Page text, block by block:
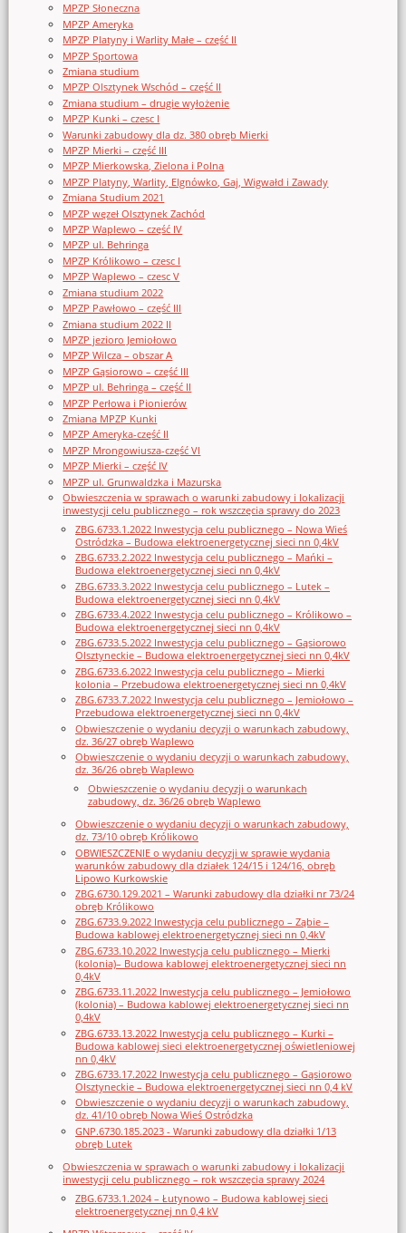
MPZP Słoneczna
MPZP Ameryka
MPZP Platyny i Warlity Małe – część II
MPZP Sportowa
Zmiana studium
MPZP Olsztynek Wschód – część II
Zmiana studium – drugie wyłożenie
MPZP Kunki – czesc I
Warunki zabudowy dla dz. 380 obręb Mierki
MPZP Mierki – część III
MPZP Mierkowska, Zielona i Polna
MPZP Platyny, Warlity, Elgnówko, Gaj, Wigwałd i Zawady
Zmiana Studium 2021
MPZP węzeł Olsztynek Zachód
MPZP Waplewo – część IV
MPZP ul. Behringa
MPZP Królikowo – czesc I
MPZP Waplewo – czesc V
Zmiana studium 2022
MPZP Pawłowo – część III
Zmiana studium 2022 II
MPZP jezioro Jemiołowo
MPZP Wilcza – obszar A
MPZP Gąsiorowo – część III
MPZP ul. Behringa – część II
MPZP Perłowa i Pionierów
Zmiana MPZP Kunki
MPZP Ameryka-część II
MPZP Mrongowiusza-część VI
MPZP Mierki – część IV
MPZP ul. Grunwaldzka i Mazurska
Obwieszczenia w sprawach o warunki zabudowy i lokalizacji
inwestycji celu publicznego – rok wszczęcia sprawy do 2023
ZBG.6733.1.2022 Inwestycja celu publicznego – Nowa Wieś
Ostródzka – Budowa elektroenergetycznej sieci nn 0,4kV
ZBG.6733.2.2022 Inwestycja celu publicznego – Mańki –
Budowa elektroenergetycznej sieci nn 0,4kV
ZBG.6733.3.2022 Inwestycja celu publicznego – Lutek –
Budowa elektroenergetycznej sieci nn 0,4kV
ZBG.6733.4.2022 Inwestycja celu publicznego – Królikowo –
Budowa elektroenergetycznej sieci nn 0,4kV
ZBG.6733.5.2022 Inwestycja celu publicznego – Gąsiorowo
Olsztyneckie – Budowa elektroenergetycznej sieci nn 0,4kV
ZBG.6733.6.2022 Inwestycja celu publicznego – Mierki
kolonia – Przebudowa elektroenergetycznej sieci nn 0,4kV
ZBG.6733.7.2022 Inwestycja celu publicznego – Jemiołowo –
Przebudowa elektroenergetycznej sieci nn 0,4kV
Obwieszczenie o wydaniu decyzji o warunkach zabudowy,
dz. 36/27 obręb Waplewo
Obwieszczenie o wydaniu decyzji o warunkach zabudowy,
dz. 36/26 obręb Waplewo
Obwieszczenie o wydaniu decyzji o warunkach
zabudowy, dz. 36/26 obręb Waplewo
Obwieszczenie o wydaniu decyzji o warunkach zabudowy,
dz. 73/10 obręb Królikowo
OBWIESZCZENIE o wydaniu decyzji w sprawie wydania
warunków zabudowy dla działek 124/15 i 124/16, obręb
Lipowo Kurkowskie
ZBG.6730.129.2021 – Warunki zabudowy dla działki nr 73/24
obręb Królikowo
ZBG.6733.9.2022 Inwestycja celu publicznego – Ząbie –
Budowa kablowej elektroenergetycznej sieci nn 0,4kV
ZBG.6733.10.2022 Inwestycja celu publicznego – Mierki
(kolonia)– Budowa kablowej elektroenergetycznej sieci nn
0,4kV
ZBG.6733.11.2022 Inwestycja celu publicznego – Jemiołowo
(kolonia) – Budowa kablowej elektroenergetycznej sieci nn
0,4kV
ZBG.6733.13.2022 Inwestycja celu publicznego – Kurki –
Budowa kablowej sieci elektroenergetycznej oświetleniowej
nn 0,4kV
ZBG.6733.17.2022 Inwestycja celu publicznego – Gąsiorowo
Olsztyneckie – Budowa elektroenergetycznej sieci nn 0,4 kV
Obwieszczenie o wydaniu decyzji o warunkach zabudowy,
dz. 41/10 obręb Nowa Wieś Ostródzka
GNP.6730.185.2023 - Warunki zabudowy dla działki 1/13
obręb Lutek
Obwieszczenia w sprawach o warunki zabudowy i lokalizacji
inwestycji celu publicznego – rok wszczęcia sprawy 2024
ZBG.6733.1.2024 – Łutynowo – Budowa kablowej sieci
elektroenergetycznej nn 0,4 kV